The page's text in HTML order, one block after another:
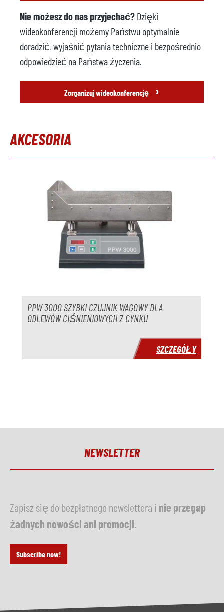
Nie możesz do nas przyjechać? Dzięki
wideokonferencji możemy Państwu optymalnie
doradzić, wyjaśnić pytania techniczne i bezpośrednio
odpowiedzieć na Państwa życzenia.
Zorganizuj wideokonferencję ›
AKCESORIA
PPW 3000 SZYBKI CZUJNIK WAGOWY DLA
ODLEWÓW CIŚNIENIOWYCH Z CYNKU
SZCZEGÓŁY
NEWSLETTER
Zapisz się do bezpłatnego newslettera i nie przegap
żadnych nowości ani promocji
Subscribe now!